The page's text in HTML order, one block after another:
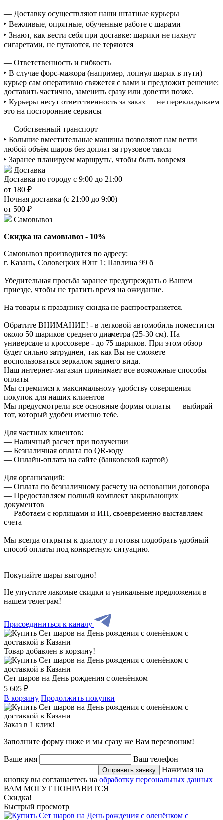
— Доставку осуществляют наши штатные курьеры
‣ Вежливые, опрятные, обученные работе с шарами
‣ Знают, как вести себя при доставке: шарики не пахнут
сигаретами, не путаются, не теряются
— Ответственность и гибкость
‣ В случае форс-мажора (например, лопнул шарик в пути) —
курьер сам оперативно свяжется с вами и предложит решение:
доставить частично, заменить сразу или довезти позже.
‣ Курьеры несут ответственность за заказ — не перекладываем
это на посторонние сервисы
— Собственный транспорт
‣ Большие вместительные машины позволяют нам везти
любой объём шаров без доплат за грузовое такси
‣ Заранее планируем маршруты, чтобы быть вовремя
Доставка
Доставка по городу с 9:00 до 21:00
от 180 ₽
Ночная доставка (с 21:00 до 9:00)
от 500 ₽
Самовывоз
Скидка на самовывоз - 10%
Самовывоз производится по адресу:
г. Казань, Соловецких Юнг 1; Павлина 99 б
Убедительная просьба заранее предупреждать о Вашем
приезде, чтобы не тратить время на ожидание.
На товары к празднику скидка не распространяется.
Обратите ВНИМАНИЕ! - в легковой автомобиль поместится
около 50 шариков среднего диаметра (25-30 см). На
универсале и кроссовере - до 75 шариков. При этом обзор
будет сильно затруднен, так как Вы не сможете
воспользоваться зеркалом заднего вида.
Наш интернет-магазин принимает все возможные способы
оплаты
Мы стремимся к максимальному удобству совершения
покупок для наших клиентов
Мы предусмотрели все основные формы оплаты — выбирай
тот, который удобен именно тебе.
Для частных клиентов:
— Наличный расчет при получении
— Безналичная оплата по QR-коду
— Онлайн-оплата на сайте (банковской картой)
Для организаций:
— Оплата по безналичному расчету на основании договора
— Предоставляем полный комплект закрывающих
документов
— Работаем с юрлицами и ИП, своевременно выставляем
счета
Мы всегда открыты к диалогу и готовы подобрать удобный
способ оплаты под конкретную ситуацию.
Покупайте шары выгодно!
Не упустите лакомые скидки и уникальные предложения в
нашем телеграм!
Присоединиться к каналу
Товар добавлен в корзину!
Сет шаров на День рождения с оленёнком
5 605 ₽
В корзину Продолжить покупки
Заказ в 1 клик!
Заполните форму ниже и мы сразу же Вам перезвоним!
Ваше имя Ваш телефон
Отправить заявку
Нажимая на
кнопку вы соглашаетесь на обработку персональных данных
ВАМ МОГУТ ПОНРАВИТСЯ
Скидка!
Быстрый просмотр